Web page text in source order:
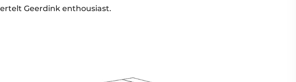
Geerdink enthousiast.